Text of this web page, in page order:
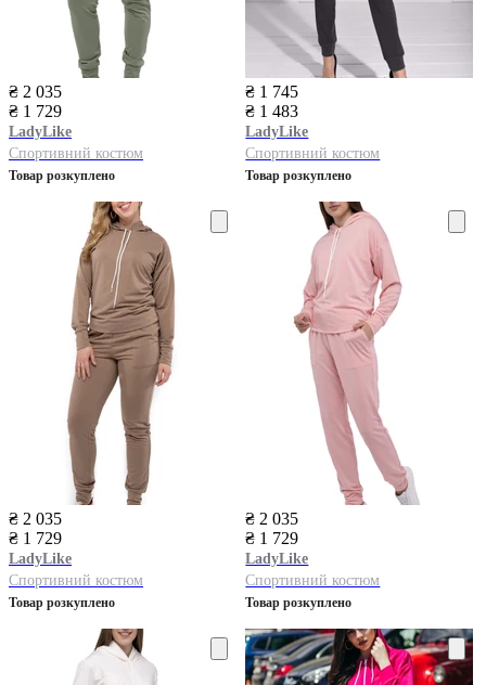
₴ 2 035
₴ 1 729
LadyLike
Спортивний костюм
Товар розкуплено
₴ 1 745
₴ 1 483
LadyLike
Спортивний костюм
Товар розкуплено
₴ 2 035
₴ 1 729
LadyLike
Спортивний костюм
Товар розкуплено
₴ 2 035
₴ 1 729
LadyLike
Спортивний костюм
Товар розкуплено